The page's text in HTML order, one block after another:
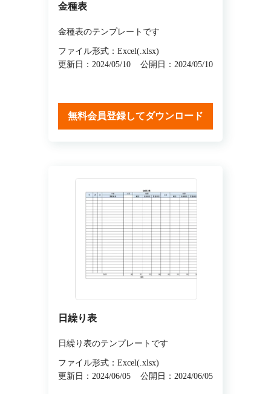
金種表
金種表のテンプレートです
ファイル形式：Excel(.xlsx)
更新日：2024/05/10
公開日：2024/05/10
無料会員登録してダウンロード
日繰り表
日繰り表のテンプレートです
ファイル形式：Excel(.xlsx)
更新日：2024/06/05
公開日：2024/06/05